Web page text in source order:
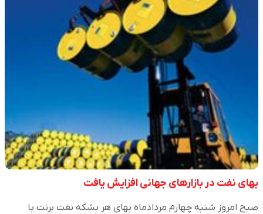
بهای نفت در بازارهای جهانی افزایش یافت
صبح امروز شنبه چهارم مردادماه بهای هر بشکه نفت برنت با